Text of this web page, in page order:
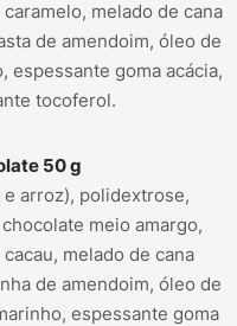
melado de cana
de amendoim, óleo de
espessante goma acácia,
tocoferol.
50 g
arroz), polidextrose,
meio amargo,
melado de cana
de amendoim, óleo de
espessante goma